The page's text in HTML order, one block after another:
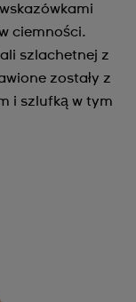
ciemności.
szlachetnej z
zostały z
i szlufką w tym